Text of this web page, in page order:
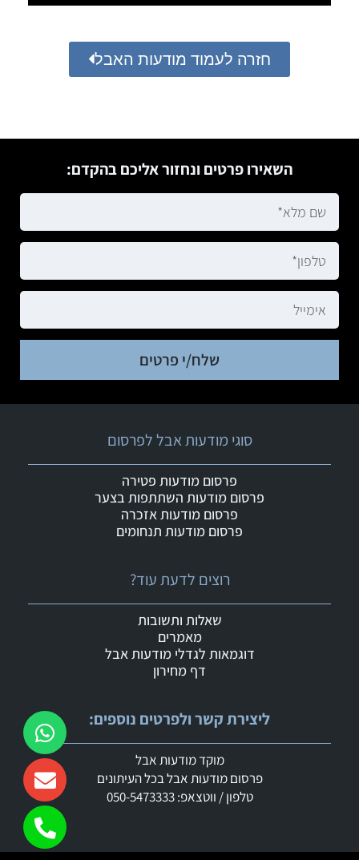
חזרה לעמוד מודעות האבל
השאירו פרטים ונחזור אליכם בהקדם:
שלח/י פרטים
ליצירת קשר ולפרטים נוספים:
מוקד מודעות אבל
פרסום מודעות אבל בכל העיתונים
טלפון / ווטצאפ: 050-5473333
רוצים לדעת עוד?
שאלות ותשובות
מאמרים
דוגמאות לגדלי מודעות אבל
דף מחירון
סוגי מודעות אבל לפרסום
פרסום מודעות פטירה
פרסום מודעות השתתפות בצער
פרסום מודעות אזכרה
פרסום מודעות תנחומים